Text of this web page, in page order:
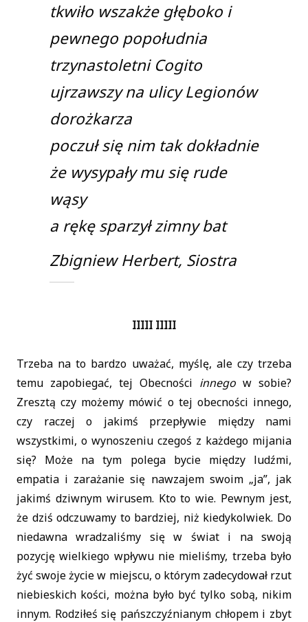
tkwiło wszakże głęboko i
pewnego popołudnia
trzynastoletni Cogito
ujrzawszy na ulicy Legionów
dorożkarza
poczuł się nim tak dokładnie
że wysypały mu się rude
wąsy
a rękę sparzył zimny bat
Zbigniew Herbert, Siostra
IIIII IIIII
Trzeba na to bardzo uważać, myślę, ale czy trzeba
temu zapobiegać, tej Obecności innego w sobie?
Zresztą czy możemy mówić o tej obecności innego,
czy raczej o jakimś przepływie między nami
wszystkimi, o wynoszeniu czegoś z każdego mijania
się? Może na tym polega bycie między ludźmi,
empatia i zarażanie się nawzajem swoim „ja”, jak
jakimś dziwnym wirusem. Kto to wie. Pewnym jest,
że dziś odczuwamy to bardziej, niż kiedykolwiek. Do
niedawna wradzaliśmy się w świat i na swoją
pozycję wielkiego wpływu nie mieliśmy, trzeba było
żyć swoje życie w miejscu, o którym zadecydował rzut
niebieskich kości, można było być tylko sobą, nikim
innym. Rodziłeś się pańszczyźnianym chłopem i zbyt